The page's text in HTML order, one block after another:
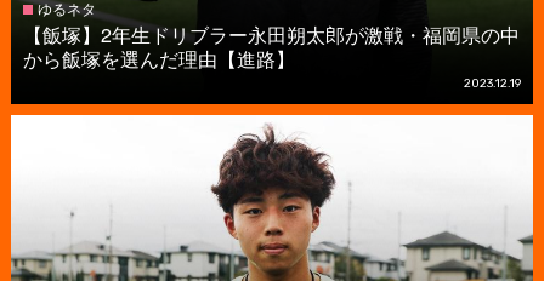
ゆるネタ
【飯塚】2年生ドリブラー永田朔太郎が激戦・福岡県の中
から飯塚を選んだ理由【進路】
2023.12.19